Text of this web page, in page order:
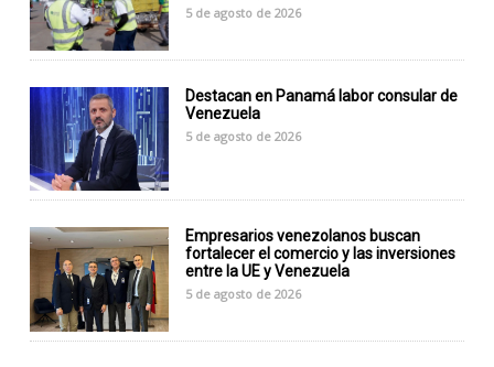
5 de agosto de 2026
Destacan en Panamá labor consular de
Venezuela
5 de agosto de 2026
Empresarios venezolanos buscan
fortalecer el comercio y las inversiones
entre la UE y Venezuela
5 de agosto de 2026